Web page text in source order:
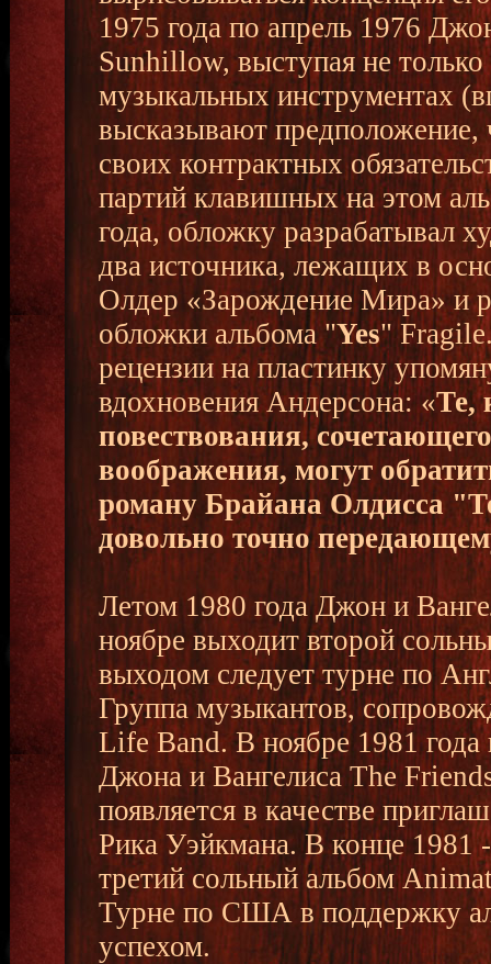
1975 года по апрель 1976
Sunhillow, выступая не только
музыкальных инструментах
высказывают предположение,
своих контрактных
партий клавишных на этом
года, обложку разрабатывал
два источника, лежащих в
Олдер «Зарождение Мира» и
обложки альбома "Yes"
рецензии на пластинку
вдохновения Андерсона: «Те,
повествования,
воображения, могут
роману Брайана Олдисса
довольно точно
Летом 1980 года Джон и
ноябре выходит второй
выходом следует турне по
Группа музыкантов,
Life Band. В ноябре 1981
Джона и Вангелиса The
появляется в качестве
Рика Уэйкмана. В конце 1981
третий сольный альбом
Турне по США в поддержку
успехом.